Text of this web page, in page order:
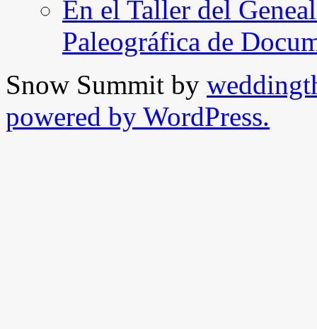
En el Taller del
Paleográfica de
Snow Summit by
powered by WordPress.